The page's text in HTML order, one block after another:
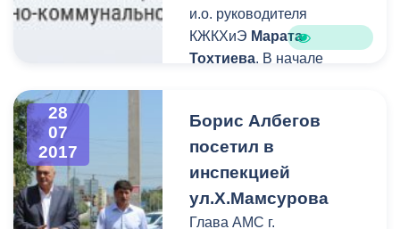
и.о. руководителя
КЖКХиЭ Марата
Тохтиева. В начале
были награждены
руководители нескольких
домоуправлений.
28
07
2017
Борис Албегов
посетил в
инспекцией
ул.Х.Мамсурова
Глава АМС г.